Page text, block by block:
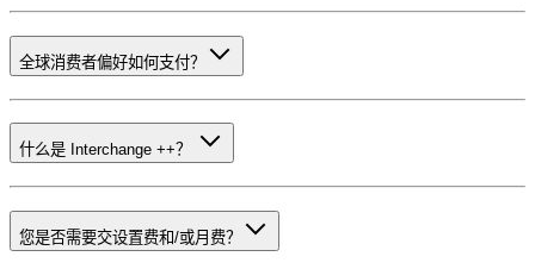
全球消费者偏好如何支付？
什么是 Interchange ++？
您是否需要交设置费和/或月费？